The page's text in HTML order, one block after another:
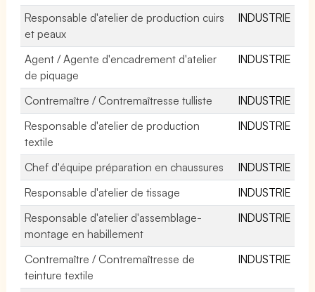
Responsable d'atelier de production cuirs
et peaux
INDUSTRIE
Agent / Agente d'encadrement d'atelier
de piquage
INDUSTRIE
Contremaître / Contremaîtresse tulliste
INDUSTRIE
Responsable d'atelier de production
textile
INDUSTRIE
Chef d'équipe préparation en chaussures
INDUSTRIE
Responsable d'atelier de tissage
INDUSTRIE
Responsable d'atelier d'assemblage-
montage en habillement
INDUSTRIE
Contremaître / Contremaîtresse de
teinture textile
INDUSTRIE